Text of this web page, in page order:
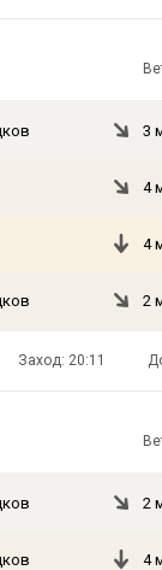
3
4
4
2
Заход: 20:11
2
4